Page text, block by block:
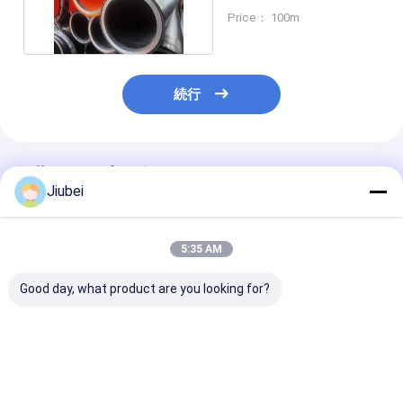
Price： 100m
続行
推薦されたプロダクト
Jiubei
5:35 AM
Good day, what product are you looking for?